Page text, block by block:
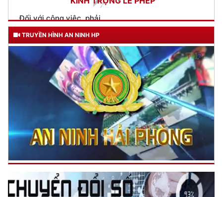
Tuyên truyền, hướng dẫn tham gia góp ý vào dự thảo sửa đổi,
bổ sung Hiến pháp năm 2013 trên ứng dụng VNeID tại 2
(19/05/2025 16:56)